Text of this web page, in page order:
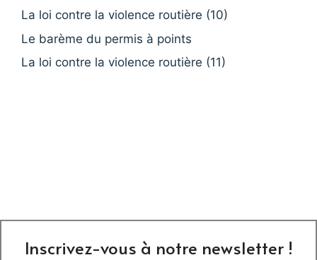
La loi contre la violence routière (10)
Le barème du permis à points
La loi contre la violence routière (11)
Inscrivez-vous à notre newsletter !